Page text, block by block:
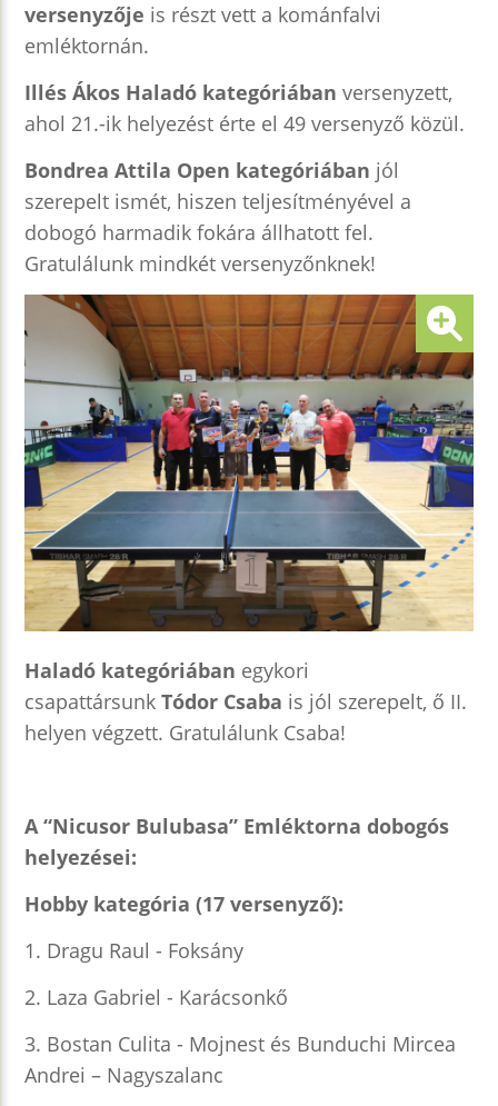
versenyzője is részt vett a kománfalvi
emléktornán.
Illés Ákos Haladó kategóriában versenyzett,
ahol 21.-ik helyezést érte el 49 versenyző közül.
Bondrea Attila Open kategóriában jól
szerepelt ismét, hiszen teljesítményével a
dobogó harmadik fokára állhatott fel.
Gratulálunk mindkét versenyzőnknek!
Haladó kategóriában egykori
csapattársunk Tódor Csaba is jól szerepelt, ő II.
helyen végzett. Gratulálunk Csaba!
A “Nicusor Bulubasa” Emléktorna dobogós
helyezései:
Hobby kategória (17 versenyző):
1. Dragu Raul - Foksány
2. Laza Gabriel - Karácsonkő
3. Bostan Culita - Mojnest és Bunduchi Mircea
Andrei – Nagyszalanc